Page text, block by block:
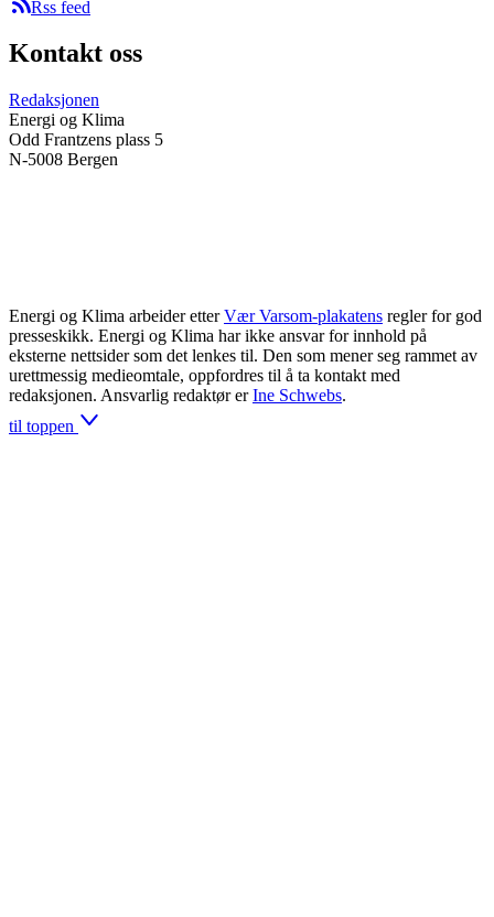
Rss feed
Kontakt oss
Redaksjonen
Energi og Klima
Odd Frantzens plass 5
N-5008 Bergen
Energi og Klima arbeider etter Vær Varsom-plakatens regler for god
presseskikk. Energi og Klima har ikke ansvar for innhold på
eksterne nettsider som det lenkes til. Den som mener seg rammet av
urettmessig medieomtale, oppfordres til å ta kontakt med
redaksjonen. Ansvarlig redaktør er Ine Schwebs.
til toppen